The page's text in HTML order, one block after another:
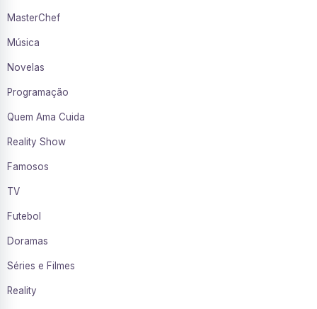
MasterChef
Música
Novelas
Programação
Quem Ama Cuida
Reality Show
Famosos
TV
Futebol
Doramas
Séries e Filmes
Reality